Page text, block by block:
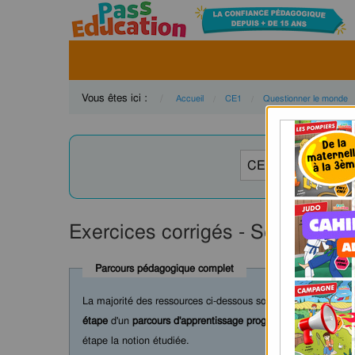
Vous êtes ici : Accueil CE1 Questionner le monde
Exercices corrigés - Se situer
Parcours pédagogique complet
La majorité des ressources ci-dessous sont intégrées dans
étape d'un parcours d'apprentissage progressif
comprenant
étape la notion étudiée.